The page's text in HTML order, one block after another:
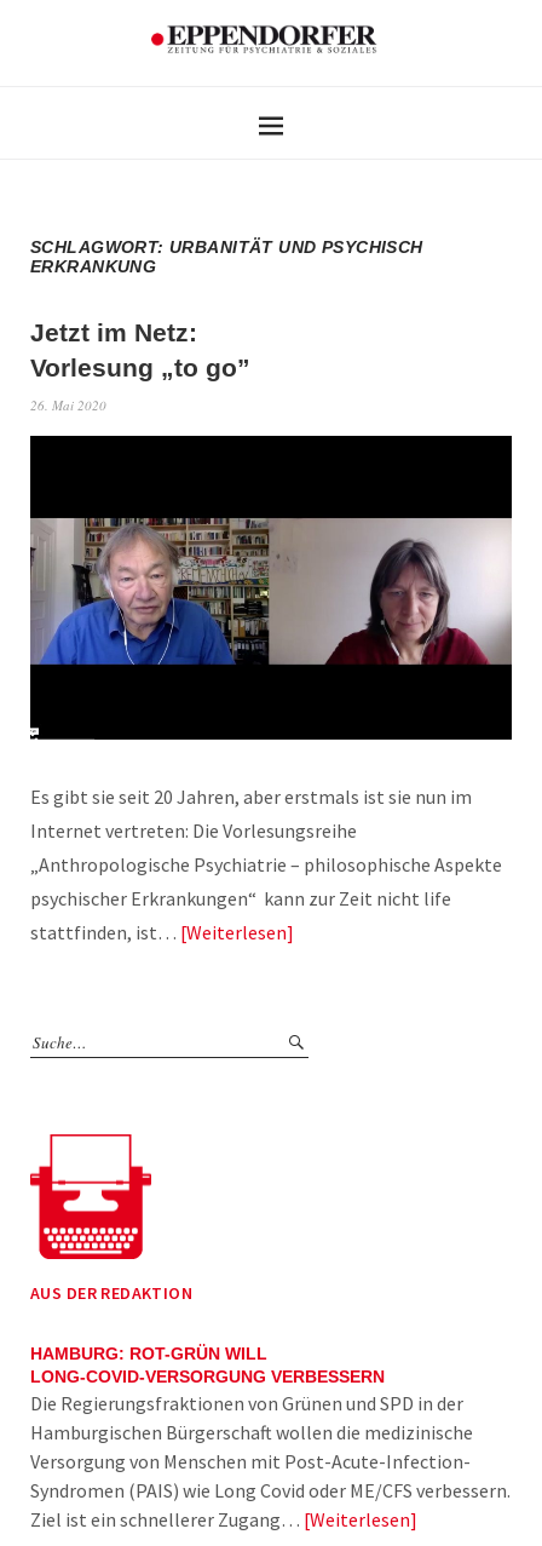
SCHLAGWORT:URBANITÄT UND PSYCHISCH
ERKRANKUNG
Jetzt im Netz:
Vorlesung „to go”
26. Mai 2020
Es gibt sie seit 20 Jahren, aber erstmals ist sie nun im
Internet vertreten: Die Vorlesungsreihe
„Anthropologische Psychiatrie – philosophische Aspekte
psychischer Erkrankungen“ kann zur Zeit nicht life
stattfinden, ist… Weiterlesen
AUS DER REDAKTION
HAMBURG: ROT-GRÜN WILL
LONG-COVID-VERSORGUNG VERBESSERN
Die Regierungsfraktionen von Grünen und SPD in der
Hamburgischen Bürgerschaft wollen die medizinische
Versorgung von Menschen mit Post-Acute-Infection-
Syndromen (PAIS) wie Long Covid oder ME/CFS verbessern.
Ziel ist ein schnellerer Zugang… Weiterlesen